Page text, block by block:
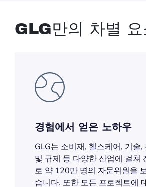
GLG만의 차별 요
경험에서 얻은 노하우
GLG는 소비재, 헬스케어, 기술,
및 규제 등 다양한 산업에 걸쳐
로 약 120만 명의 자문위원을
습니다. 또한 모든 프로젝트에